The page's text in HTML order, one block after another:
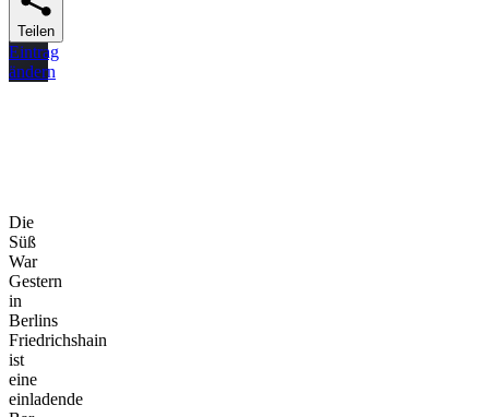
Teilen
Eintrag
ändern
Die
Süß
War
Gestern
in
Berlins
Friedrichshain
ist
eine
einladende